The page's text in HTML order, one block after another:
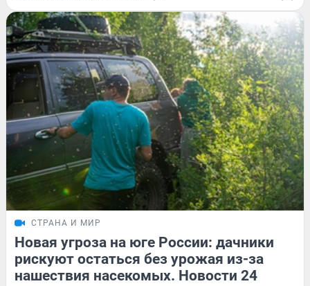
СТРАНА И МИР
Новая угроза на юге России: дачники
рискуют остаться без урожая из-за
нашествия насекомых. Новости 24